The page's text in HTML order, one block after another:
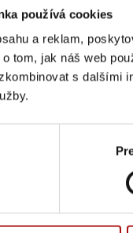
používá cookies
a reklam,
tom, jak náš web
s dalšími